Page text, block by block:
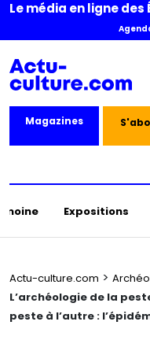
Le média en ligne des
Magazines
Expositions
Actu-culture.com >
L’archéologie de la
peste à l’autre :